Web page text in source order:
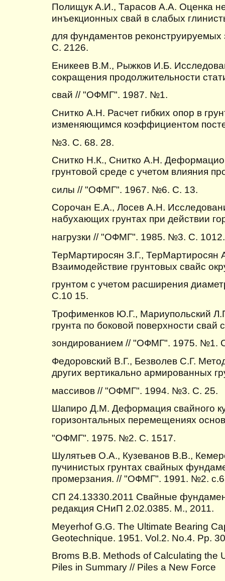
Полищук А.И., Тарасов А.А. Оценка
инъекционных свай в слабых
для фундаментов
С. 2126.
Еникеев В.М., Рыжков И.Б.
сокращения продолжительности
свай // "ОФМГ". 1987. №1.
Снитко А.Н. Расчет гибких опор в
изменяющимся коэффициентом
№3. С. 68. 28.
Снитко Н.К., Снитко А.Н.
грунтовой среде с учетом влияния
силы // "ОФМГ". 1967. №6. С. 13.
Сорочан Е.А., Лосев А.Н.
набухающих грунтах при действии
нагрузки // "ОФМГ". 1985. №3. С. 1012.
ТерМартиросян З.Г., ТерМартиросян
Взаимодействие грунтовых свайс
грунтом с учетом расширения
С.10 15.
Трофименков Ю.Г., Мариупольский
грунта по боковой поверхности свай
зондированием // "ОФМГ". 1975. №1.
Федоровский В.Г., Безволев С.Г.
других вертикально армированных
массивов // "ОФМГ". 1994. №3. С. 25.
Шапиро Д.М. Деформация свайного
горизонтальных перемещениях
"ОФМГ". 1975. №2. С. 1517.
Шулятьев О.А., Кузеванов В.В.,
пучинистых грунтах свайных
промерзания. // "ОФМГ". 1991. №2.
СП 24.13330.2011 Свайные
редакция СНиП 2.02.0385. М., 2011.
Meyerhof G.G. The Ultimate Bearing
Geotechnique. 1951. Vol.2. No.4. Pp.
Broms B.B. Methods of Calculating the
Piles in Summary // Piles a New Force